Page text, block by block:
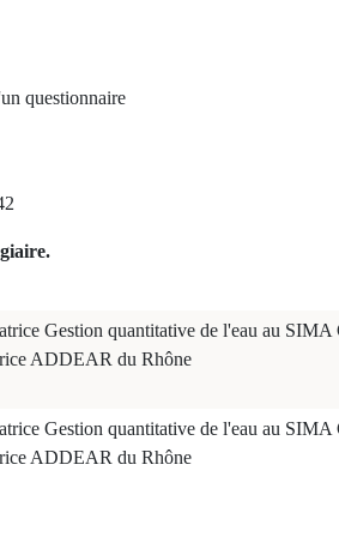
questionnaire
Gestion quantitative de l'eau au SIMA
ADDEAR du Rhône
Gestion quantitative de l'eau au SIMA
ADDEAR du Rhône